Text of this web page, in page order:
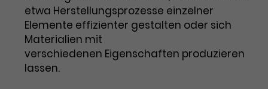
etwa Herstellungsprozesse einzelner
Elemente effizienter gestalten oder sich
Materialien mit
verschiedenen Eigenschaften produzieren
lassen.